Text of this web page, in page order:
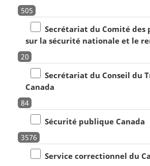
505
Secrétariat du Comité des
sur la sécurité nationale et le
20
Secrétariat du Conseil du
Canada
84
Sécurité publique Canada
3576
Service correctionnel du